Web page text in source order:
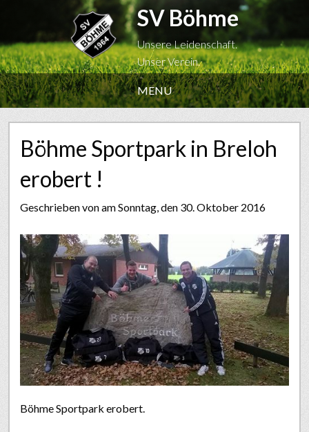
SV Böhme
Unsere Leidenschaft.
Unser Verein.
MENU
Böhme Sportpark in Breloh
erobert !
Geschrieben vonam Sonntag, den 30. Oktober 2016
Böhme Sportpark erobert.